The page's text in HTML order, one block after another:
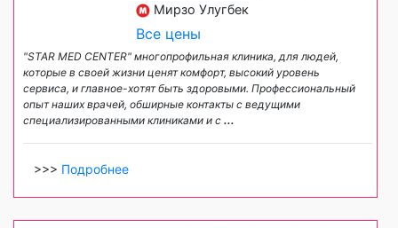
Мирзо Улугбек
Все цены
"STAR MED CENTER" многопрофильная клиника, для людей,
которые в своей жизни ценят комфорт, высокий уровень
сервиса, и главное-хотят быть здоровыми. Профессиональный
опыт наших врачей, обширные контакты с ведущими
специализированными клиниками и с ...
>>> Подробнее